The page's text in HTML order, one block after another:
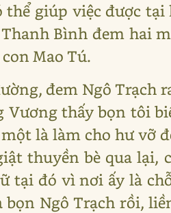
giúp việc được tại
Bình đem hai
Mao Tú.
đem Ngô Trạch
Vương thấy bọn tôi
là làm cho hư vỡ
thuyền bè qua lại,
tại đó vì nơi ấy là
Ngô Trạch rồi,